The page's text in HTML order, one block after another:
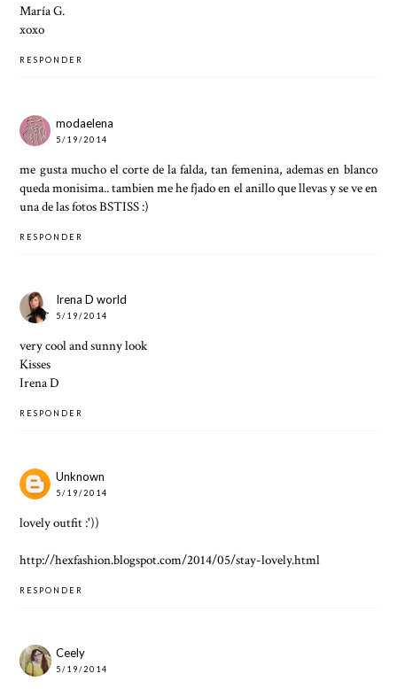
María G.
xoxo
RESPONDER
modaelena
5/19/2014
me gusta mucho el corte de la falda, tan femenina, ademas en blanco
queda monisima.. tambien me he fjado en el anillo que llevas y se ve en
una de las fotos BSTISS :)
RESPONDER
Irena D world
5/19/2014
very cool and sunny look
Kisses
Irena D
RESPONDER
Unknown
5/19/2014
lovely outfit :'))
http://hexfashion.blogspot.com/2014/05/stay-lovely.html
RESPONDER
Ceely
5/19/2014